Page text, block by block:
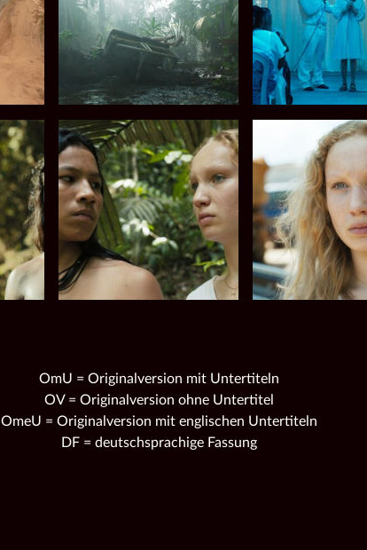
OmU = Originalversion mit Untertiteln
OV = Originalversion ohne Untertitel
OmeU = Originalversion mit englischen Untertiteln
DF = deutschsprachige Fassung